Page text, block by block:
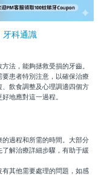
牙科通識
法，能夠拯救受損的牙齒。
患者特別注意，以確保治療
飲食調整及心理調適四個方
地應對這一過程。
過程和所需的時間。大部分
解治療詳細步驟，有助于緩
其他需要處理的問題，如感